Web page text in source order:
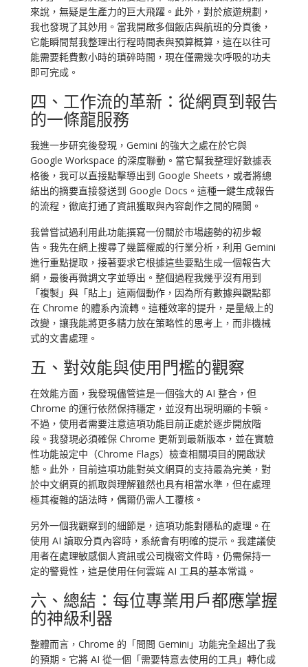
來說，無疑是生產力的巨大飛躍。此外，對於旅遊規劃，
我也發現了其妙用。當我開啟多個飯店與航班的分頁後，
它能瞬間幫我整理出行程時間表與預算概算，這在以往可
能需要耗費數小時的瑣碎時間，現在僅需幾次呼吸的功夫
即可完成。
四、工作流的革新：從網頁到報告
的一條龍服務
我進一步研究後發現，Gemini 的強大之處在於它與
Google Workspace 的深度聯動。當它幫我整理好數據表
格後，我可以直接點擊導出到 Google Sheets，或者將總
結出的摘要直接發送到 Google Docs。這種一鍵生成報告
的流程，徹底打通了資訊獲取與內容創作之間的隔閡。
我曾嘗試過利用此功能撰寫一份關於市場趨勢的初步報
告。我先在網上搜尋了幾篇權威的行業分析，利用 Gemini
進行重點提取，接著要求它根據這些要點生成一個報告大
綱，最後再微調文字並導出。整個過程我幾乎沒有用到
「複製」與「貼上」這兩個動作，因為所有數據與觀點都
在 Chrome 的體系內流轉。這種效率的提升，是量級上的
改變，讓我能將更多精力放在策略性的思考上，而非機械
式的文書處理。
五、對效能與使用門檻的觀察
在效能方面，我發現儘管這是一個強大的 AI 整合，但
Chrome 的運行依然保持穩定，並沒有出現明顯的卡頓。
不過，使用者需要注意這項功能目前正處於逐步開放階
段。我發現必須確保 Chrome 更新到最新版本，並在實驗
性功能設定中（Chrome Flags）檢查相關項目的開啟狀
態。此外，目前這項功能對英文網頁的支持最為完美，對
於中文網頁的抓取與理解雖然也具有相當水準，但在處理
極其複雜的語法時，偶爾仍需人工覆核。
另外一個我觀察到的細節是，這項功能對隱私的處理。在
使用 AI 讀取分頁內容時，系統會有明確的提示。我建議使
用者在處理敏感個人資訊或公司機密文件時，仍需保持一
定的警覺性，這是使用任何雲端 AI 工具的基本常識。
六、總結：每位專業用戶都應掌握
的神級利器
整體而言，Chrome 的「問問 Gemini」功能完全超出了我
的預期。它將 AI 從一個「需要特意去使用的工具」轉化成